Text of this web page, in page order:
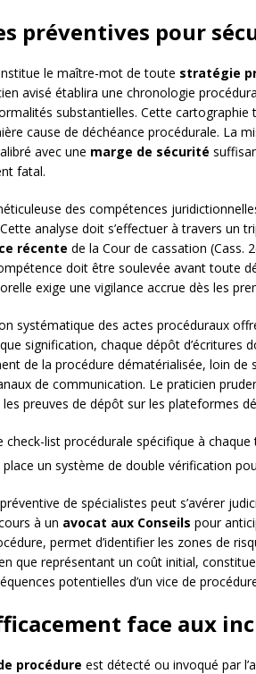
préventives pour
le maître-mot de toute stratégie
avisé établira une chronologie
substantielles. Cette cartographie
cause de déchéance procédurale. La
avec une marge de sécurité
fatal.
des compétences
analyse doit s’effectuer à travers un
récente de la Cour de cassation (Cass.
doit être soulevée avant toute
exige une vigilance accrue dès les
systématique des actes procéduraux
signification, chaque dépôt d’écritures
de la procédure dématérialisée, loin
de communication. Le praticien
preuves de dépôt sur les plateformes
check-list procédurale spécifique à
un système de double vérification
de spécialistes peut s’avérer
à un avocat aux Conseils pour
permet d’identifier les zones de
que représentant un coût initial,
potentielles d’un vice de
face aux
procédure est détecté ou invoqué par